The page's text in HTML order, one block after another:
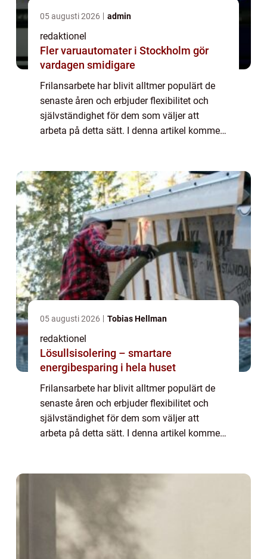
05 augusti 2026 admin
redaktionel
Fler varuautomater i Stockholm gör
vardagen smidigare
Frilansarbete har blivit alltmer populärt de
senaste åren och erbjuder flexibilitet och
självständighet för dem som väljer att
arbeta på detta sätt. I denna artikel kommer
05 augusti 2026 Tobias Hellman
redaktionel
Lösullsisolering – smartare
energibesparing i hela huset
Frilansarbete har blivit alltmer populärt de
senaste åren och erbjuder flexibilitet och
självständighet för dem som väljer att
arbeta på detta sätt. I denna artikel kommer